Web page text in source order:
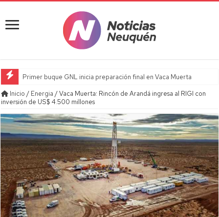
Primer buque GNL inicia preparación final en Vaca Muerta
Inicio / Energia /Vaca Muerta: Rincón de Arandá ingresa al RIGI con
inversión de US$ 4.500 millones